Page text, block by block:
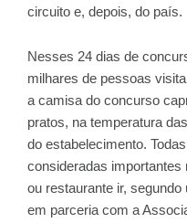
circuito e, depois, do país.
Nesses 24 dias de
milhares de pessoas
a camisa do concurso
pratos, na temperatura
do estabelecimento.
consideradas importantes
ou restaurante ir,
em parceria com a